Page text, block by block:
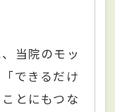
当院のモッ
できるだけ
とにもつな